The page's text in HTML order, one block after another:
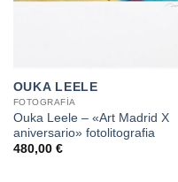
OUKA LEELE
FOTOGRAFÍA
Ouka Leele – «Art Madrid X
aniversario» fotolitografia
480,00 €